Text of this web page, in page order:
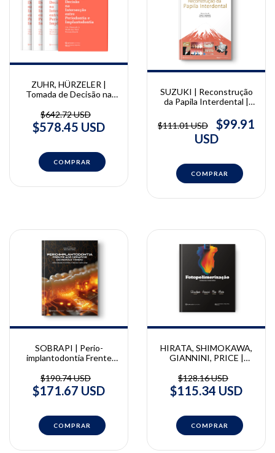
ZUHR, HÜRZELER |
Tomada de Decisão na
Periodontia e
Implantodontia | Otto
Zuhr, Marc Hürzeler
$642.72 USD
$578.45 USD
SUZUKI | Reconstrução
da Papila Interdental |
Yamaguchi, Masahito
Takahashi
$111.01 USD
$99.91
USD
SOBRAPI | Perio-
implantodontia Frente
Tempo
$190.74 USD
$171.67 USD
HIRATA, SHIMOKAWA,
GIANNINI, PRICE |
Ronaldo Hirata, Carlos
Shimokawa, Marcelo
Giannini, Richard Price
$128.16 USD
$115.34 USD